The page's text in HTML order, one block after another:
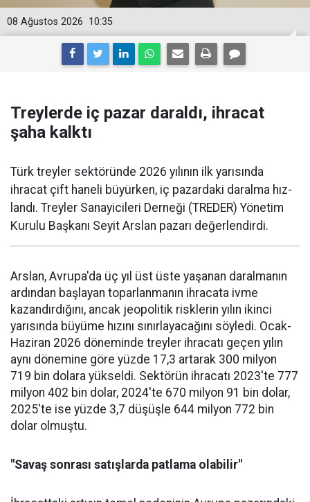
10:35
08 Ağustos 2026
Treylerde iç pazar daraldı, ihracat
şaha kalktı
Türk treyler sektöründe 2026 yılının ilk yarısın­da
ihracat çift haneli bü­yürken, iç pazardaki daralma hız­
landı. Treyler Sanayicileri Der­neği (TREDER) Yönetim
Kurulu Başkanı Seyit Arslan pazarı değerlendirdi.
Arslan, Avrupa'da üç yıl üst üste yaşanan daralma­nın
ardından başlayan toparlan­manın ihracata ivme
kazandır­dığını, ancak jeopolitik riskle­rin yılın ikinci
yarısında büyüme hızını sınırlayacağını söyledi. Ocak-
Haziran 2026 döneminde treyler ihracatı geçen yılın
aynı dönemine göre yüzde 17,3 artarak 300 milyon
719 bin dolara yüksel­di. Sektörün ihracatı 2023'te 777
milyon 402 bin dolar, 2024'te 670 milyon 91 bin dolar,
2025'te ise yüzde 3,7 düşüşle 644 milyon 772 bin
dolar olmuştu.
"Savaş sonrası satışlarda patlama olabilir"